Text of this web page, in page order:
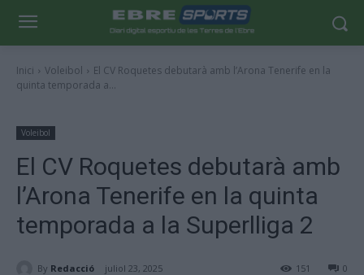
Inici Voleibol
El CV Roquetes debutarà amb l’Arona Tenerife en la
quinta temporada a...
Voleibol
El CV Roquetes debutarà amb
l’Arona Tenerife en la quinta
temporada a la Superlliga 2
By Redacció juliol 23, 2025 0
151